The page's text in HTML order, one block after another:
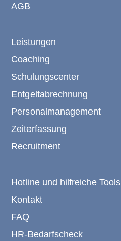
AGB
Leistungen
Coaching
Schulungscenter
Entgeltabrechnung
Personalmanagement
Zeiterfassung
Recruitment
Hotline und hilfreiche Tools
Kontakt
FAQ
HR-Bedarfscheck